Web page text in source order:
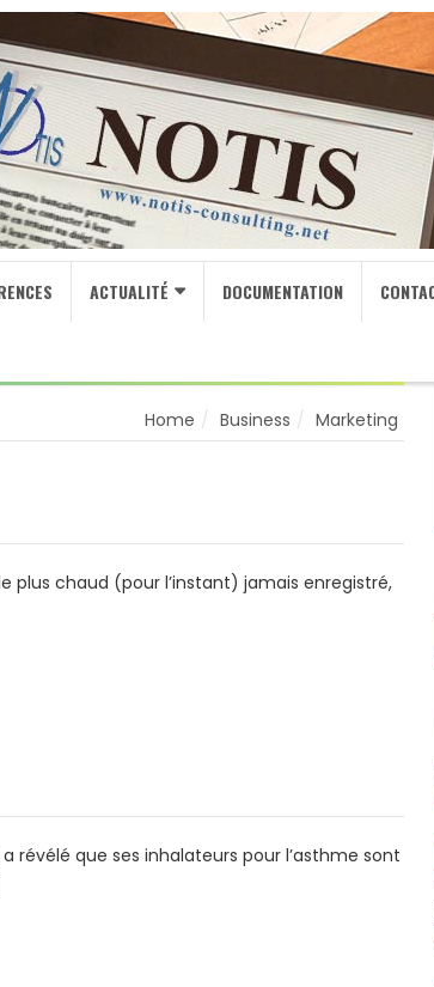
ACTUALITÉ DOCUMENTATION
Home Business Marketing
plus chaud (pour l’instant) jamais enregistré,
révélé que ses inhalateurs pour l’asthme sont